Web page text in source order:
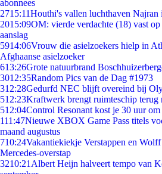
abonnees
2715:11Houthi's vallen luchthaven Najran
2015:09OM: vierde verdachte (18) vast
aanslag
5914:06Vrouw die asielzoekers hielp in
Afghaanse asielzoeker
613:26Grote natuurbrand
3012:35Random Pics van de Dag #1973
312:28Gedurfd NEC blijft overeind bij
512:23Kraftwerk brengt ruimteschip terug
512:04Control Resonant kost je 30 uur om
111:47Nieuwe XBOX Game Pass titels
maand augustus
710:24Vakantiekiekje Verstappen en
Mercedes-overstap
3210:21 Albert Heijn halveert tempo van